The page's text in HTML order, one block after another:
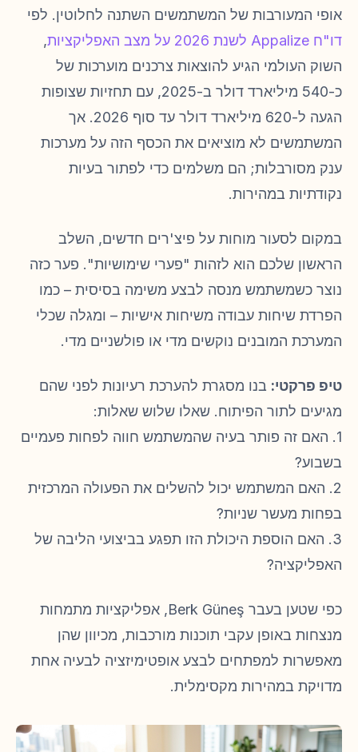
אופי המעורבות של המשתמשים השתנה לחלוטין. לפי
דו"ח Appalize לשנת 2026 על מצב האפליקציות
,
השוק העולמי הגיע להוצאות צרכנים מוערכות של
כ-540 מיליארד דולר ב-2025, עם תחזיות שצופות
הגעה ל-620 מיליארד דולר עד סוף 2026. אך
המשתמשים לא מוציאים את הכסף הזה על מערכות
ענק מסורבלות; הם משלמים כדי לפתור בעיות
נקודתיות במהירות.
במקום לסעור מוחות על פיצ'רים חדשים, השלב
הראשון שלכם הוא לזהות "פערי שימושיות". פער כזה
נוצר כשמשתמש מנסה לבצע משימה בסיסית – כמו
הפרדת שיחות עבודה משיחות אישיות – ומגלה שכלי
המערכת המובנים נוקשים מדי או פולשניים מדי.
טיפ פרקטי: בנו מסגרת להערכת רעיונות לפני שהם
מגיעים לתור הפיתוח. שאלו שלוש שאלות:
1. האם זה פותר בעיה שהמשתמש חווה לפחות פעמיים
בשבוע?
2. האם המשתמש יכול להשלים את הפעולה המרכזית
בפחות מעשר שניות?
3. האם הוספת היכולת הזו תפגע בביצועי הליבה של
האפליקציה?
כפי שטען בעבר Berk Güneş, אפליקציות מתמחות
מנצחות באופן עקבי תוכנות מורכבות, מכיוון שהן
מאפשרות למפתחים לבצע אופטימיזציה לבעיה אחת
מדויקת במהירות מקסימלית.